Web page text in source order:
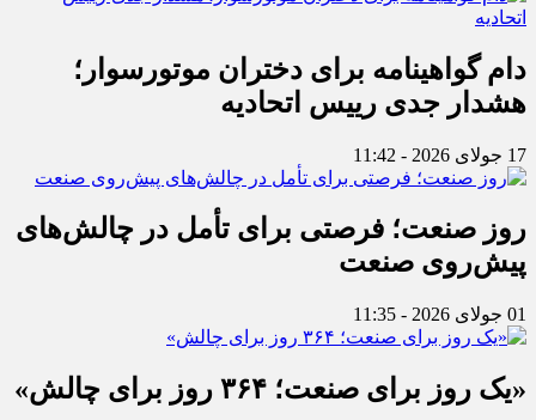
دام گواهینامه برای دختران موتورسوار؛
هشدار جدی رییس اتحادیه
17 جولای 2026 - 11:42
روز صنعت؛ فرصتی برای تأمل در چالش‌های
پیش‌روی صنعت
01 جولای 2026 - 11:35
«یک روز برای صنعت؛ ۳۶۴ روز برای چالش»